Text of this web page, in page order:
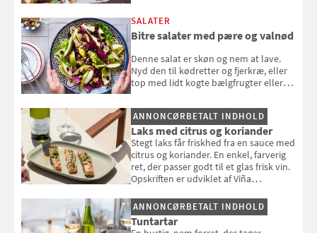
SALATER
Bitre salater med pære og valnød
Denne salat er skøn og nem at lave.
Nyd den til kødretter og fjerkræ, eller
top med lidt kogte bælgfrugter eller
selvstændigt måltid. Opskriften er fra
Louisa Lorangs kogebog "Salat".
ANNONCØRBETALT INDHOLD
Laks med citrus og koriander
Stegt laks får friskhed fra en sauce med
citrus og koriander. En enkel, farverig
ret, der passer godt til et glas frisk vin.
Opskriften er udviklet af Viña
ANNONCØRBETALT INDHOLD
Tuntartar